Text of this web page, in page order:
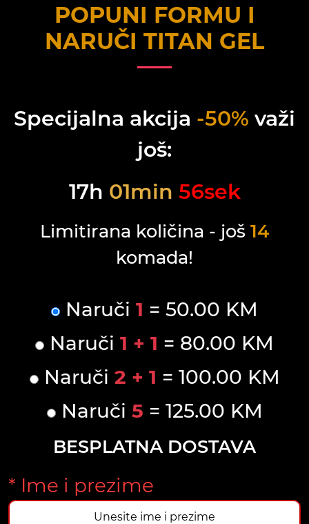
POPUNI FORMU I
NARUČI TITAN GEL
Specijalna akcija -50% važi
još:
17h 01min 56sek
Limitirana količina - još 14
komada!
Naruči 1 = 50.00 KM
Naruči 1 + 1 = 80.00 KM
Naruči 2 + 1 = 100.00 KM
Naruči 5 = 125.00 KM
BESPLATNA DOSTAVA
* Ime i prezime